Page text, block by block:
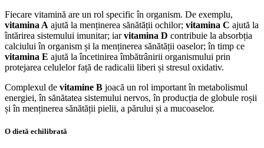
Fiecare vitamină are un rol specific în organism. De exemplu,
vitamina A ajută la menținerea sănătății ochilor; vitamina C ajută la
întărirea sistemului imunitar; iarvitamina D contribuie la absorbția
calciului în organism și la menținerea sănătății oaselor; în timp ce
vitamina E ajută la încetinirea îmbătrânirii organismului prin
protejarea celulelor față de radicalii liberi și stresul oxidativ.
Complexul de vitamine B joacă un rol important în metabolismul
energiei, în sănătatea sistemului nervos, în producția de globule roșii
și în menținerea sănătății pielii, a părului și a mucoaselor.
O dietă echilibrată